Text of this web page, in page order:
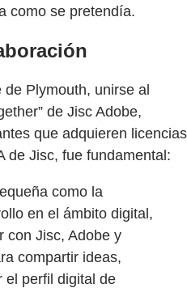
como se pretendía.
Plymouth, unirse al
de Jisc Adobe,
que adquieren licencias
de Jisc, fue fundamental:
como la
en el ámbito digital,
con Jisc, Adobe y
compartir ideas,
el perfil digital de